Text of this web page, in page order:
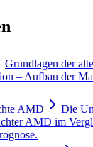
Grundlagen der
– Aufbau der
AMD
Die
AMD im